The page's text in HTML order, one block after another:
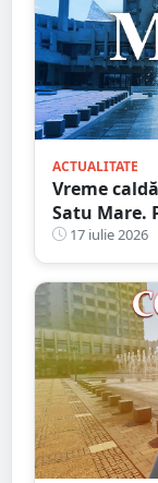
ACTUALITATE
Vreme
Satu Mare.
17 iulie 2026